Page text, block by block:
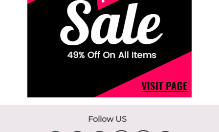
Follow US